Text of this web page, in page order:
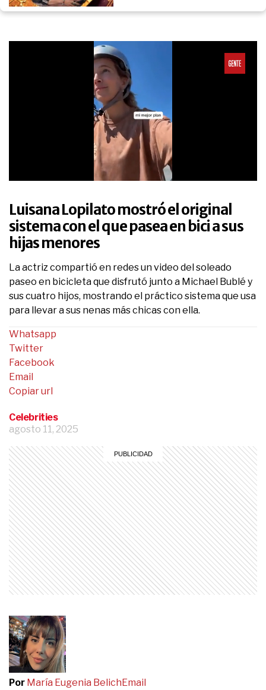
Luisana Lopilato mostró el original
sistema con el que pasea en bici a sus
hijas menores
0
of
21
seconds
La actriz compartió en redes un video del soleado
paseo en bicicleta que disfrutó junto a Michael Bublé y
sus cuatro hijos, mostrando el práctico sistema que usa
para llevar a sus nenas más chicas con ella.
Celebrities
agosto 11, 2025
Whatsapp
Twitter
Facebook
Email
Copiar url
Por María Eugenia BelichEmail